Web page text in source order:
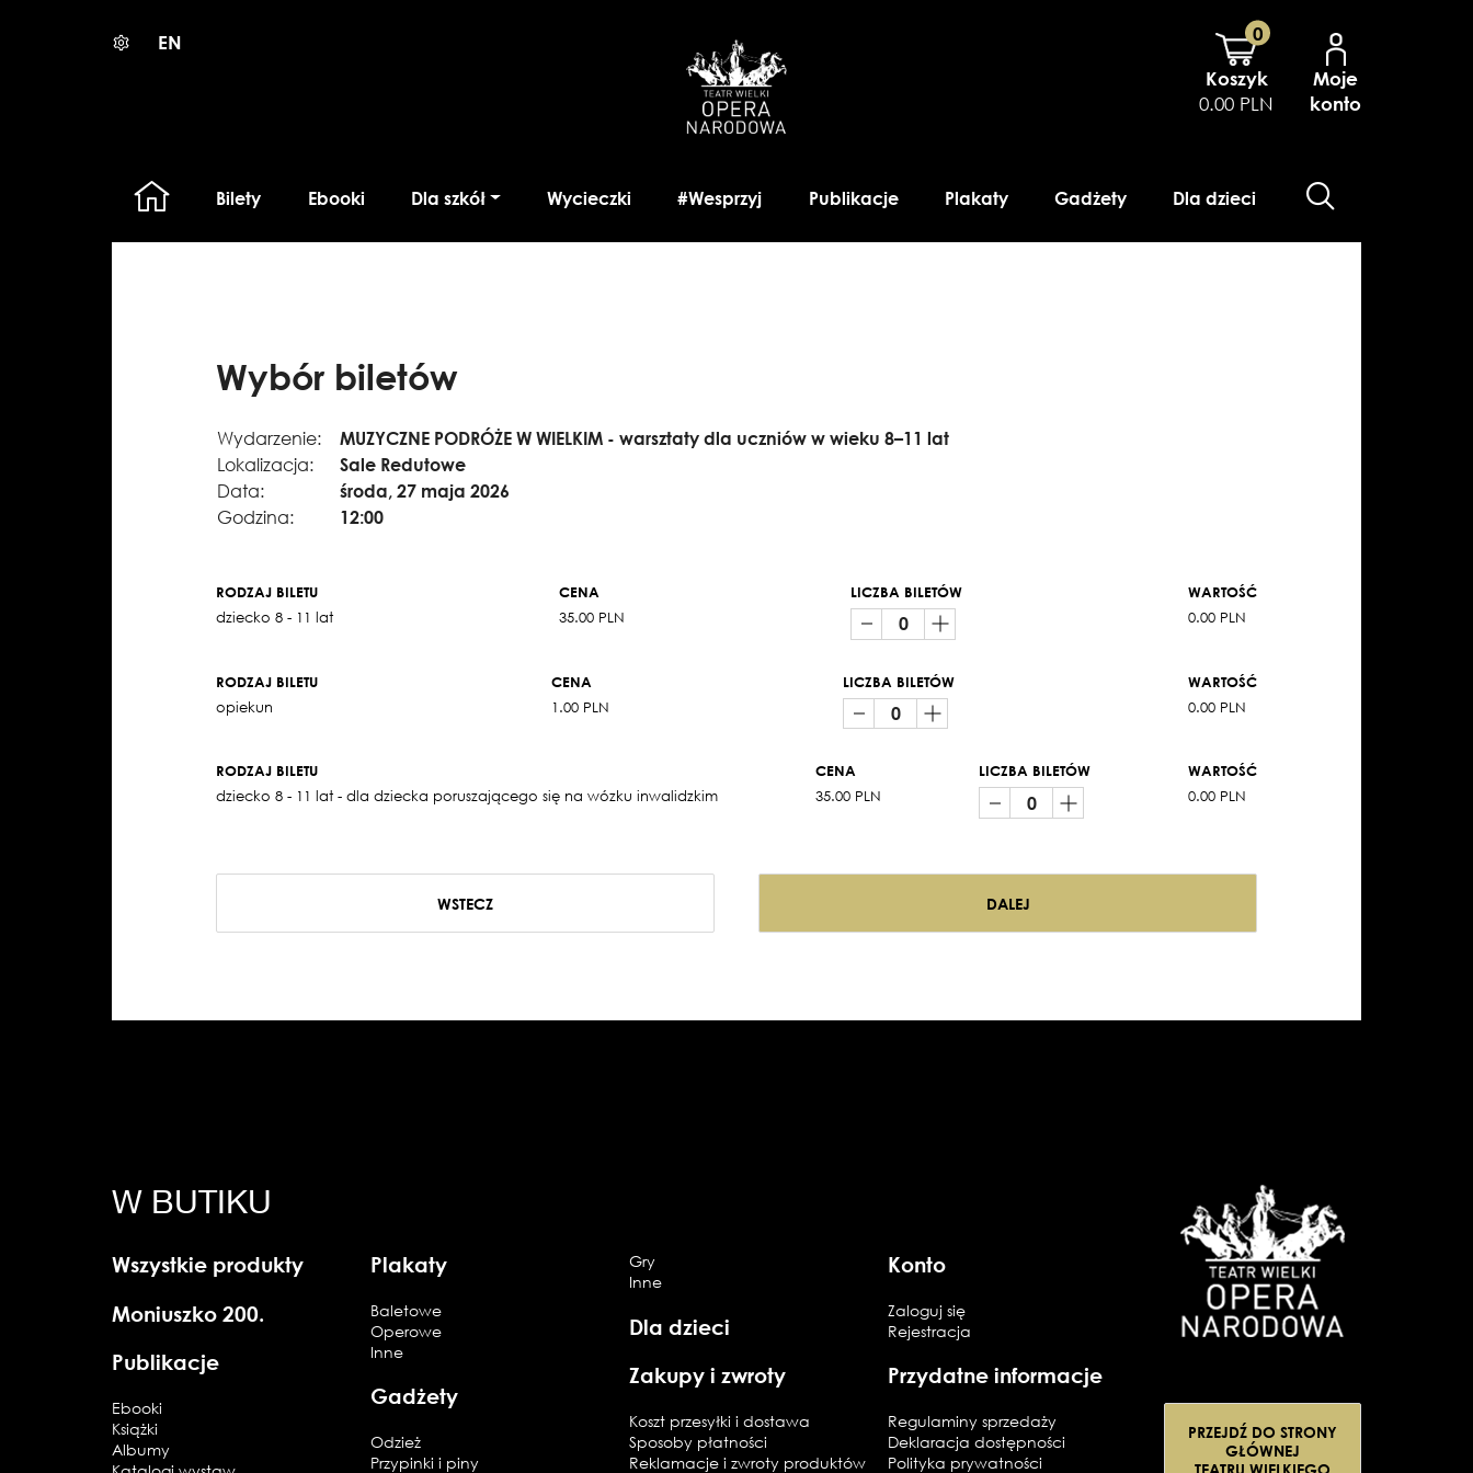
EN
0
Koszyk
0.00 PLN
Moje
konto
Bilety Ebooki Dla szkół Wycieczki #Wesprzyj Publikacje Plakaty Gadżety Dla dzieci
Wybór biletów
Wydarzenie:
MUZYCZNE PODRÓŻE W WIELKIM - warsztaty dla uczniów w wieku 8–11 lat
Lokalizacja:
Sale Redutowe
Data:
środa, 27 maja 2026
Godzina:
12:00
RODZAJ BILETU
dziecko 8 - 11 lat
CENA
35.00 PLN
LICZBA BILETÓW
WARTOŚĆ
0.00 PLN
RODZAJ BILETU
opiekun
CENA
1.00 PLN
LICZBA BILETÓW
WARTOŚĆ
0.00 PLN
RODZAJ BILETU
dziecko 8 - 11 lat - dla dziecka poruszającego się na wózku inwalidzkim
CENA
35.00 PLN
LICZBA BILETÓW
WARTOŚĆ
0.00 PLN
WSTECZ DALEJ
W BUTIKU
Wszystkie produkty
Moniuszko 200.
Publikacje
Ebooki
Książki
Albumy
Plakaty
Baletowe
Operowe
Inne
Gadżety
Odzież
Przypinki i piny
Gry
Inne
Dla dzieci
Zakupy i zwroty
Koszt przesyłki i dostawa
Sposoby płatności
Reklamacje i zwroty produktów
Konto
Zaloguj się
Rejestracja
Przydatne informacje
Regulaminy sprzedaży
Deklaracja dostępności
Polityka prywatności
PRZEJDŹ DO STRONY
GŁÓWNEJ
TEATRU WIELKIEGO